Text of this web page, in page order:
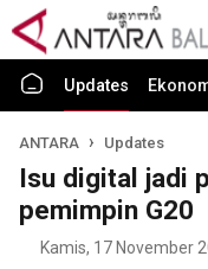
Updates
ANTARA Updates
Isu digital jadi
pemimpin G20
Kamis, 17 November